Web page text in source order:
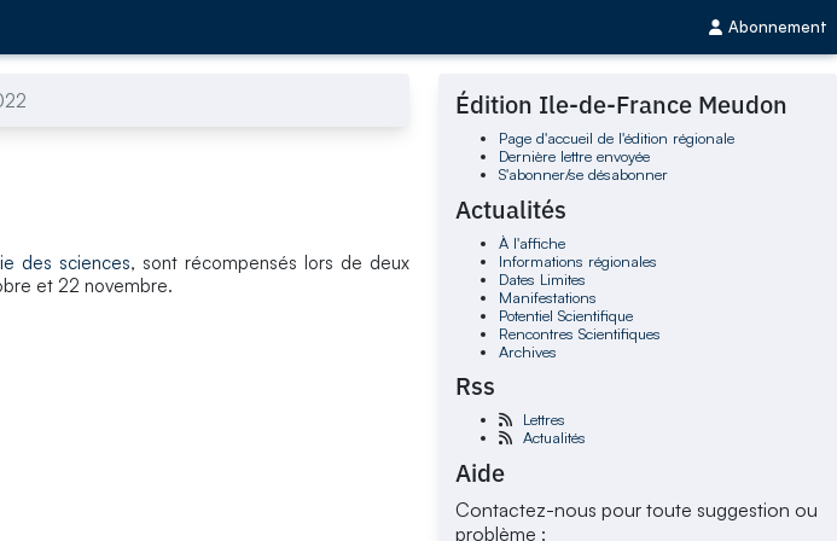
Abonnement
des sciences, sont récompensés lors de deux
et 22 novembre.
Édition Ile-de-France Meudon
Page d'accueil de l'édition régionale
Dernière lettre envoyée
S'abonner/se désabonner
Actualités
À l'affiche
Informations régionales
Dates Limites
Manifestations
Potentiel Scientifique
Rencontres Scientifiques
Archives
Rss
Lettres
Actualités
Aide
Contactez-nous pour toute suggestion ou
problème :